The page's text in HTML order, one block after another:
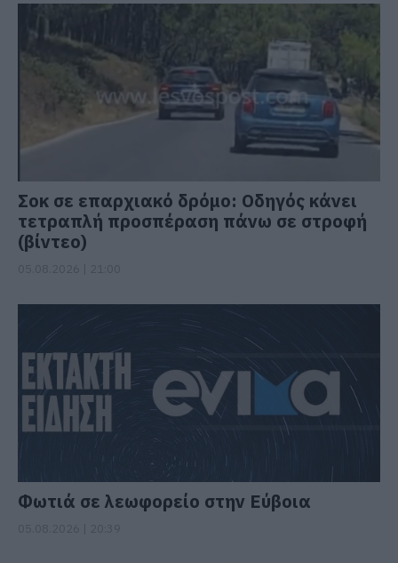
Σοκ σε επαρχιακό δρόμο: Οδηγός κάνει
τετραπλή προσπέραση πάνω σε στροφή
(βίντεο)
Φωτιά σε λεωφορείο στην Εύβοια